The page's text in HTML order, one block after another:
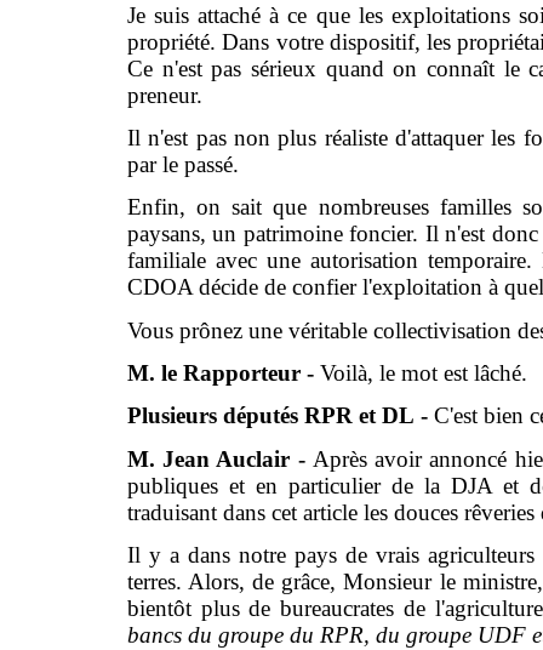
Je suis attaché à ce que les exploitations
propriété. Dans votre dispositif, les
Ce n'est pas sérieux quand on connaît le
preneur.
Il n'est pas non plus réaliste d'attaquer les
par le passé.
Enfin, on sait que nombreuses familles
paysans, un patrimoine foncier. Il n'est
familiale avec une autorisation
CDOA décide de confier l'exploitation à
Vous prônez une véritable collectivisation
M. le Rapporteur - Voilà, le mot est lâché.
Plusieurs députés RPR et DL - C'est bien
M. Jean Auclair - Après avoir annoncé
publiques et en particulier de la DJA et
traduisant dans cet article les douces
Il y a dans notre pays de vrais
terres. Alors, de grâce, Monsieur le
bientôt plus de bureaucrates de
bancs du groupe du RPR, du groupe UDF